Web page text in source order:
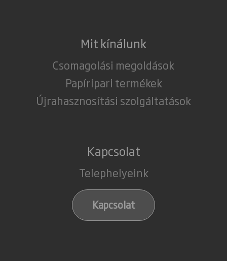
Mit kínálunk
Csomagolási megoldások
Papíripari termékek
Újrahasznosítási szolgáltatások
Kapcsolat
Telephelyeink
Kapcsolat